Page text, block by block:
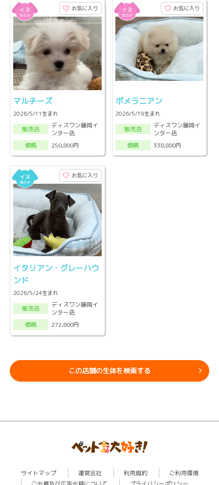
お気に入り
マルチーズ
2026/5/11生まれ
販売店
ディスワン藤岡イ
ンター店
価格
250,800円
お気に入り
ポメラニアン
2026/5/19生まれ
販売店
ディスワン藤岡イ
ンター店
価格
338,800円
お気に入り
イタリアン・グレーハウ
ンド
2026/5/24生まれ
販売店
ディスワン藤岡イ
ンター店
価格
272,800円
この店舗の生体を検索する
サイトマップ 運営会社 利用規約
ご利用環境